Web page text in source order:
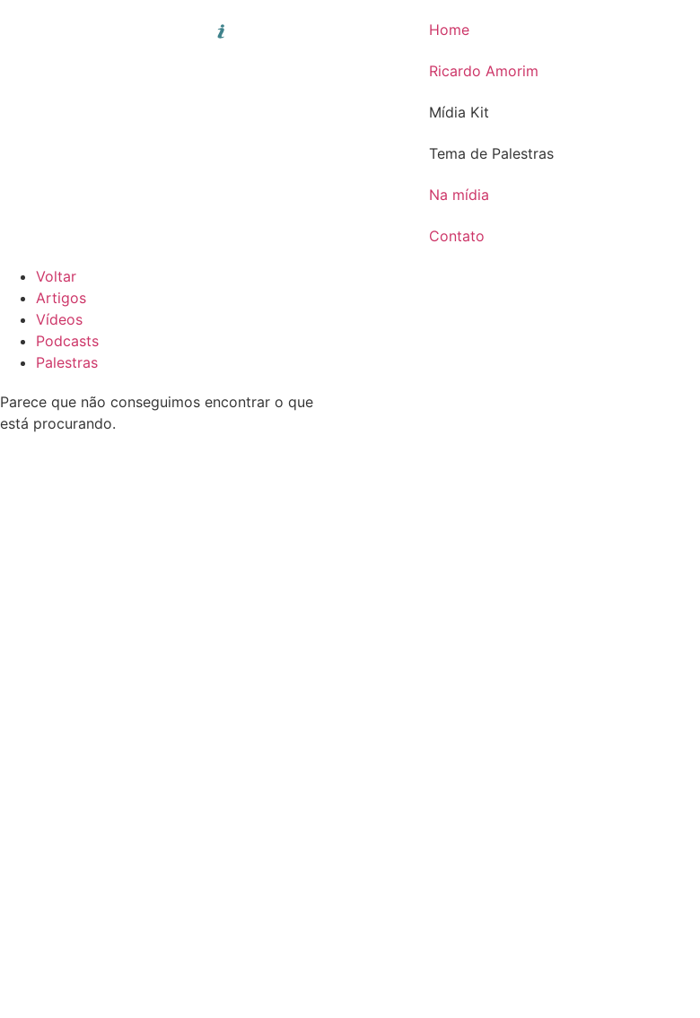
Home
Ricardo Amorim
Mídia Kit
Tema de Palestras
Na mídia
Contato
Voltar
Artigos
Vídeos
Podcasts
Palestras
Parece que não conseguimos encontrar o que
está procurando.